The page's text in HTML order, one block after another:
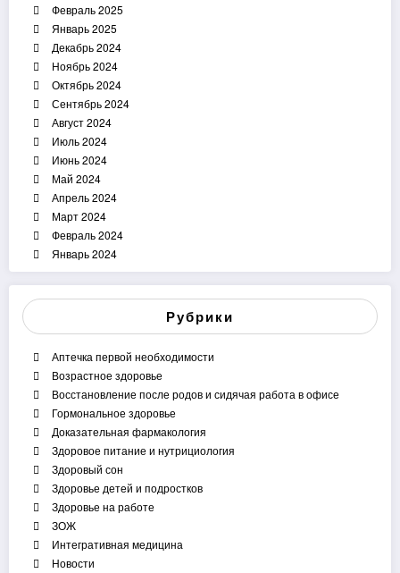
Февраль 2025
Январь 2025
Декабрь 2024
Ноябрь 2024
Октябрь 2024
Сентябрь 2024
Август 2024
Июль 2024
Июнь 2024
Май 2024
Апрель 2024
Март 2024
Февраль 2024
Январь 2024
Рубрики
Аптечка первой необходимости
Возрастное здоровье
Восстановление после родов и сидячая работа в офисе
Гормональное здоровье
Доказательная фармакология
Здоровое питание и нутрициология
Здоровый сон
Здоровье детей и подростков
Здоровье на работе
ЗОЖ
Интегративная медицина
Новости